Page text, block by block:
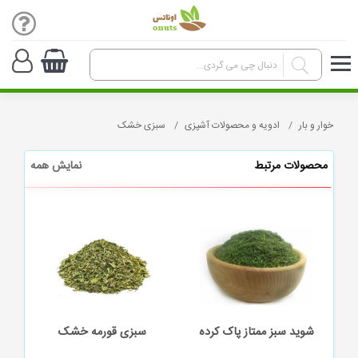
خوار و بار ادویه و محصولات آشپزی سبزی خشک
محصولات مرتبط نمایش همه
سبزی قورمه خشک سبزی خشک آش